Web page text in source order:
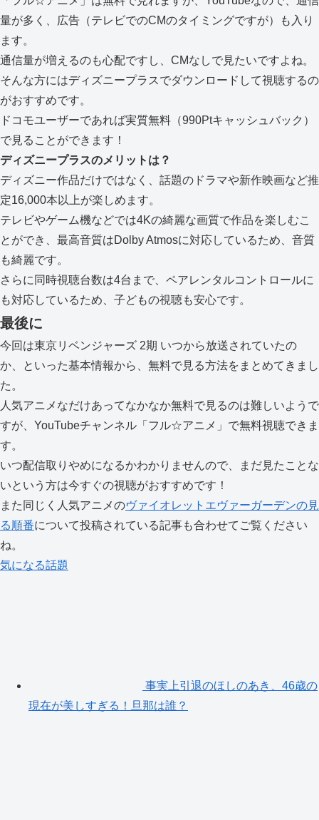
量が多く、広告（テレビでのCMのタイミングですが）も入り
ます。
通信量が増えるのも心配ですし、CMなしで見たいですよね。
そんな方にはディズニープラスでダウンロードして視聴するの
がおすすめです。
ドコモユーザーであれば実質無料（990Ptキャッシュバック）
で見ることができます！
ディズニープラスのメリットは？
ディズニー作品だけではなく、話題のドラマや新作映画など推
定16,000本以上が楽しめます。
テレビやゲーム機などでは4Kの綺麗な画質で作品を楽しむこ
とができ、最高音質はDolby Atmosに対応しているため、音質
も綺麗です。
さらに同時視聴台数は4台まで、ペアレンタルコントロールに
も対応しているため、子どもの視聴も安心です。
最後に
今回は東京リベンジャーズ 2期 いつから放送されていたの
か、といった基本情報から、無料で見る方法をまとめてきまし
た。
人気アニメなだけあってなかなか無料で見るのは難しいようで
すが、YouTubeチャンネル「フル☆アニメ」で無料視聴できま
す。
いつ配信取りやめになるかわかりませんので、まだ見たことな
いという方は今すぐの視聴がおすすめです！
また同じく人気アニメのヴァイオレットエヴァーガーデンの見
る順番について投稿されている記事も合わせてご覧ください
ね。
気になる話題
事実上引退のほしのあき、46歳の
現在が美しすぎる！旦那は誰？